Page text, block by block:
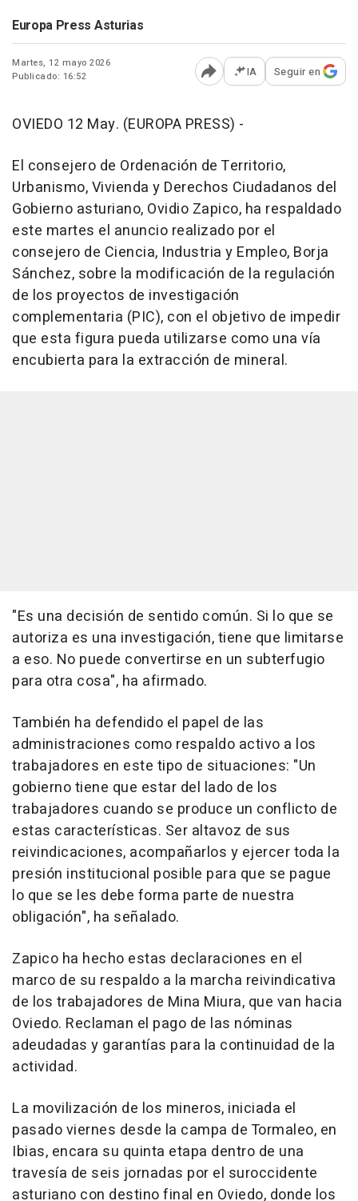
Europa Press Asturias
Martes, 12 mayo 2026
Publicado: 16:52
Abrir opciones para
IA Seguir en
OVIEDO 12 May. (EUROPA PRESS) -
El consejero de Ordenación de Territorio,
Urbanismo, Vivienda y Derechos Ciudadanos del
Gobierno asturiano, Ovidio Zapico, ha respaldado
este martes el anuncio realizado por el
consejero de Ciencia, Industria y Empleo, Borja
Sánchez, sobre la modificación de la regulación
de los proyectos de investigación
complementaria (PIC), con el objetivo de impedir
que esta figura pueda utilizarse como una vía
encubierta para la extracción de mineral.
"Es una decisión de sentido común. Si lo que se
autoriza es una investigación, tiene que limitarse
a eso. No puede convertirse en un subterfugio
para otra cosa", ha afirmado.
También ha defendido el papel de las
administraciones como respaldo activo a los
trabajadores en este tipo de situaciones: "Un
gobierno tiene que estar del lado de los
trabajadores cuando se produce un conflicto de
estas características. Ser altavoz de sus
reivindicaciones, acompañarlos y ejercer toda la
presión institucional posible para que se pague
lo que se les debe forma parte de nuestra
obligación", ha señalado.
Zapico ha hecho estas declaraciones en el
marco de su respaldo a la marcha reivindicativa
de los trabajadores de Mina Miura, que van hacia
Oviedo. Reclaman el pago de las nóminas
adeudadas y garantías para la continuidad de la
actividad.
La movilización de los mineros, iniciada el
pasado viernes desde la campa de Tormaleo, en
Ibias, encara su quinta etapa dentro de una
travesía de seis jornadas por el suroccidente
asturiano con destino final en Oviedo, donde los